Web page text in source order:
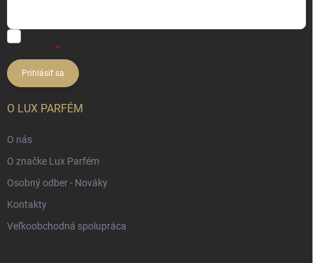
Prihlásiť sa
O LUX PARFÉM
O nás
O značke Lux Parfém
Osobný odber - Nováky
Kontakty
Veľkoobchodná spolupráca